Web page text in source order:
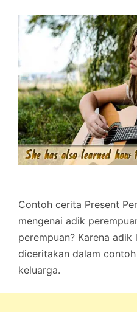
Contoh cerita Present
mengenai adik
perempuan? Karena
diceritakan dalam
keluarga.